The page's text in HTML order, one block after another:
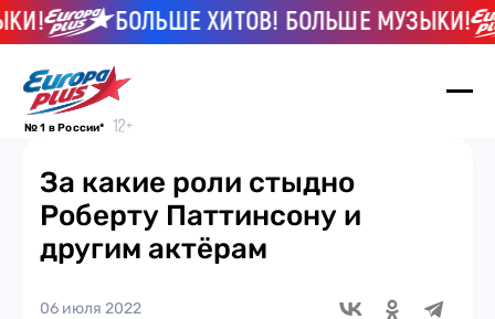
БОЛЬШЕ ХИТОВ! БОЛЬШЕ МУЗЫКИ!
№ 1 в России*
За какие роли стыдно
Роберту Паттинсону и
другим актёрам
06 июля 2022